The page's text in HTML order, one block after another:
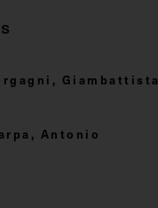
Giambattista
Antonio